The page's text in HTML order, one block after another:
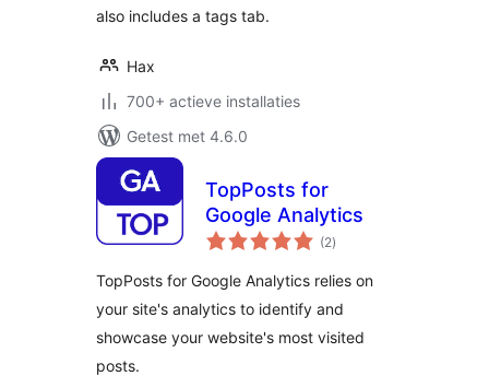
also includes a tags tab.
Hax
700+ actieve installaties
Getest met 4.6.0
TopPosts for
Google Analytics
(2totaal
waarderingen
)
TopPosts for Google Analytics relies on
your site's analytics to identify and
showcase your website's most visited
posts.